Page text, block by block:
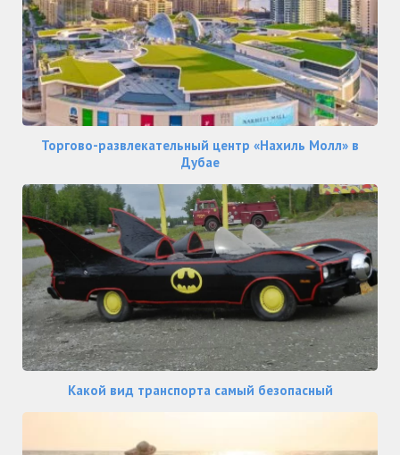
Торгово-развлекательный центр «Нахиль Молл» в
Дубае
Какой вид транспорта самый безопасный